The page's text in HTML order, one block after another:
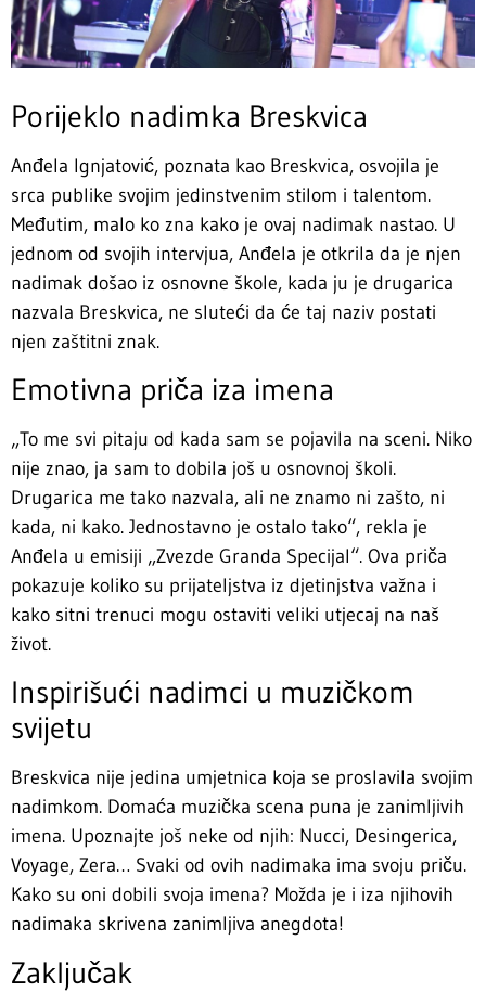
Porijeklo nadimka Breskvica
Anđela Ignjatović, poznata kao Breskvica, osvojila je
srca publike svojim jedinstvenim stilom i talentom.
Međutim, malo ko zna kako je ovaj nadimak nastao. U
jednom od svojih intervjua, Anđela je otkrila da je njen
nadimak došao iz osnovne škole, kada ju je drugarica
nazvala Breskvica, ne sluteći da će taj naziv postati
njen zaštitni znak.
Emotivna priča iza imena
„To me svi pitaju od kada sam se pojavila na sceni. Niko
nije znao, ja sam to dobila još u osnovnoj školi.
Drugarica me tako nazvala, ali ne znamo ni zašto, ni
kada, ni kako. Jednostavno je ostalo tako“, rekla je
Anđela u emisiji „Zvezde Granda Specijal“. Ova priča
pokazuje koliko su prijateljstva iz djetinjstva važna i
kako sitni trenuci mogu ostaviti veliki utjecaj na naš
život.
Inspirišući nadimci u muzičkom
svijetu
Breskvica nije jedina umjetnica koja se proslavila svojim
nadimkom. Domaća muzička scena puna je zanimljivih
imena. Upoznajte još neke od njih: Nucci, Desingerica,
Voyage, Zera… Svaki od ovih nadimaka ima svoju priču.
Kako su oni dobili svoja imena? Možda je i iza njihovih
nadimaka skrivena zanimljiva anegdota!
Zaključak